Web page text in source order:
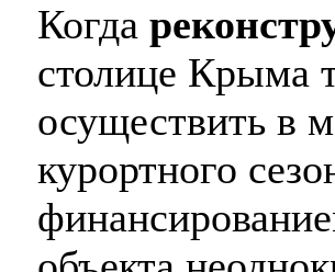
Когда
столице Крыма
осуществить в
курортного